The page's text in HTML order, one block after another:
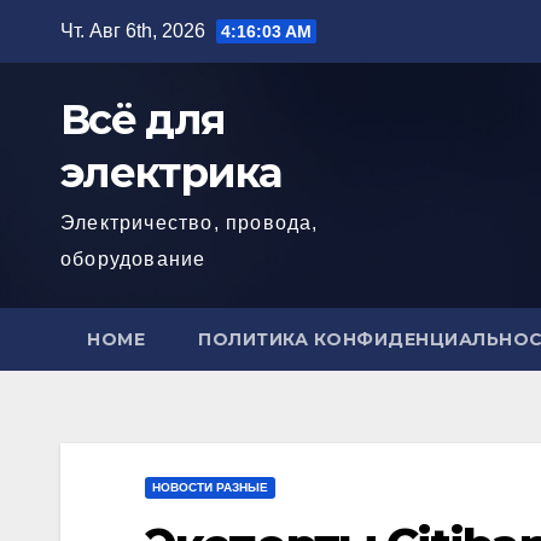
Чт. Авг 6th, 2026 4:16:05 AM
Всё для
электрика
Электричество, провода,
оборудование
HOME ПОЛИТИКА
НОВОСТИ РАЗНЫЕ